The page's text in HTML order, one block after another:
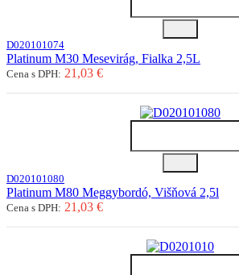
D020101074
Platinum M30 Mesevirág, Fialka 2,5L
Cena s DPH: 21,03 €
D020101080
Platinum M80 Meggybordó, Višňová 2,5l
Cena s DPH: 21,03 €